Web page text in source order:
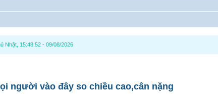
Nhật, 15:48:52 - 09/08/2026
người vào đây so chiều cao,cân nặng